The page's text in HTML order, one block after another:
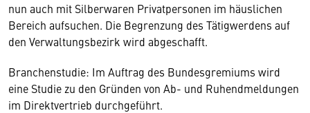
nun auch mit Silberwaren Privatpersonen im häuslichen
Bereich aufsuchen. Die Begrenzung des Tätigwerdens auf
den Verwaltungsbezirk wird abgeschafft.
Branchenstudie: Im Auftrag des Bundesgremiums wird
eine Studie zu den Gründen von Ab- und Ruhendmeldungen
im Direktvertrieb durchgeführt.